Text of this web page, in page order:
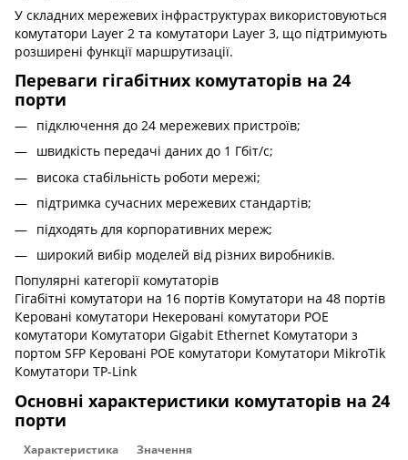
У складних мережевих інфраструктурах використовуються
комутатори Layer 2 та комутатори Layer 3, що підтримують
розширені функції маршрутизації.
Переваги гігабітних комутаторів на 24
порти
підключення до 24 мережевих пристроїв;
швидкість передачі даних до 1 Гбіт/с;
висока стабільність роботи мережі;
підтримка сучасних мережевих стандартів;
підходять для корпоративних мереж;
широкий вибір моделей від різних виробників.
Популярні категорії комутаторів
Гігабітні комутатори на 16 портів Комутатори на 48 портів
Керовані комутатори Некеровані комутатори POE
комутатори Комутатори Gigabit Ethernet Комутатори з
портом SFP Керовані POE комутатори Комутатори MikroTik
Комутатори TP-Link
Основні характеристики комутаторів на 24
порти
Характеристика Значення